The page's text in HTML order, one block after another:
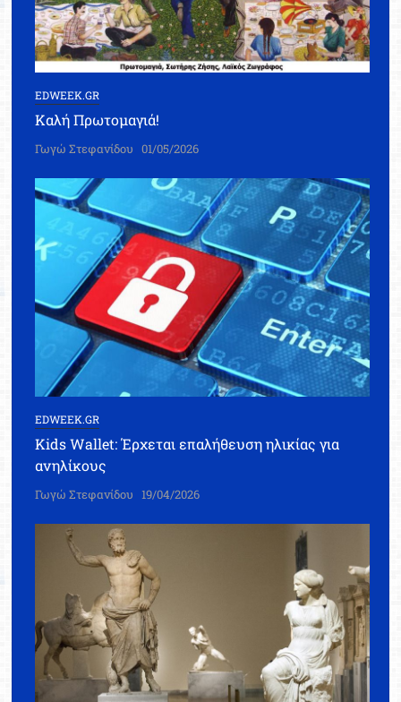
EDWEEK.GR
Καλή Πρωτομαγιά!
Γωγώ Στεφανίδου 01/05/2026
EDWEEK.GR
Kids Wallet: Έρχεται επαλήθευση ηλικίας για
ανηλίκους
Γωγώ Στεφανίδου 19/04/2026